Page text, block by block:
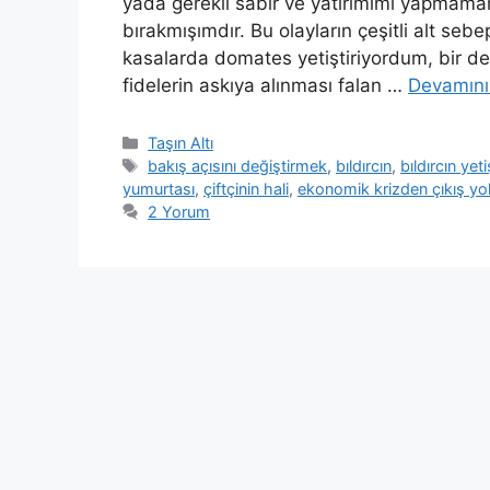
bırakmışımdır. Bu olayların çeşitli alt
kasalarda domates yetiştiriyordum, bir
fidelerin askıya alınması falan …
Kategoriler
Taşın Altı
Etiketler
bakış açısını değiştirmek, bıldırcın, bıldırcın
yumurtası, çiftçinin hali, ekonomik krizden çıkış
2 Yorum